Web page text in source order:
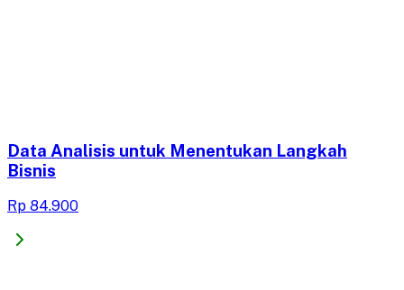
Data Analisis untuk Menentukan Langkah
Bisnis
Rp 84.900